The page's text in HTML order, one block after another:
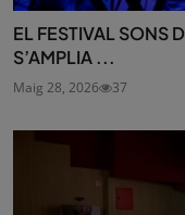
EL FESTIVAL SONS
S’AMPLIA ...
Maig 28, 2026 37